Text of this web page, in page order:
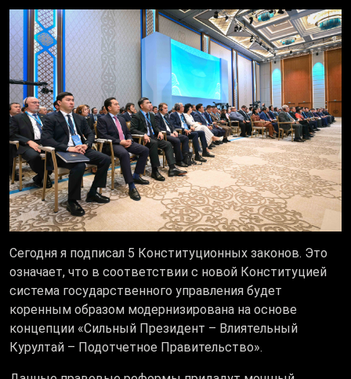
Сегодня я подписал 5 Конституционных законов. Это
означает, что в соответствии с новой Конституцией
система государственного управления будет
коренным образом модернизирована на основе
концепции «Сильный Президент – Влиятельный
Курултай – Подотчетное Правительство».